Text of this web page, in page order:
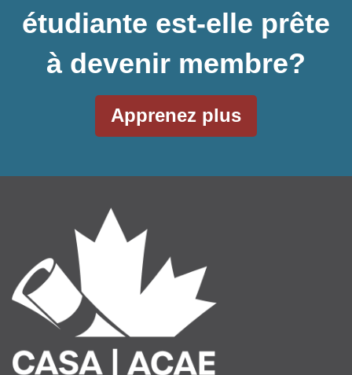
étudiante est-elle prête
à devenir membre?
Apprenez plus